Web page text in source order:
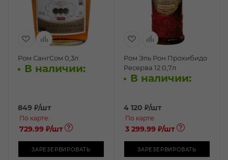
Ром СангСом 0,3л
В наличии:
849 ₽/шт
По карте:
729.99 ₽/шт
ЗАРЕЗЕРВИРОВАТЬ
Ром Эль Рон Прохибидо
Ресерва 12 0,7л
В наличии:
4 120 ₽/шт
По карте:
3 299.99 ₽/шт
ЗАРЕЗЕРВИРОВАТЬ